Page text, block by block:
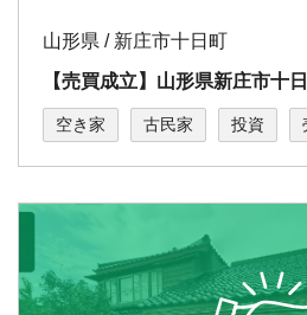
山形県 / 新庄市十日町
【売買成立】山形県新庄市
空き家 古民家 投資